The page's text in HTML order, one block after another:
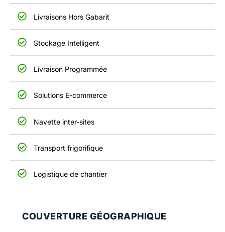
Livraisons Hors Gabarit
Stockage Intelligent
Livraison Programmée
Solutions E-commerce
Navette inter-sites
Transport frigorifique
Logistique de chantier
COUVERTURE GÉOGRAPHIQUE